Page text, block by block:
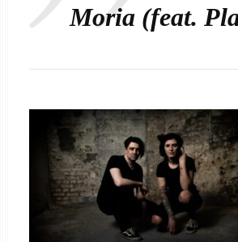
Moria (feat.